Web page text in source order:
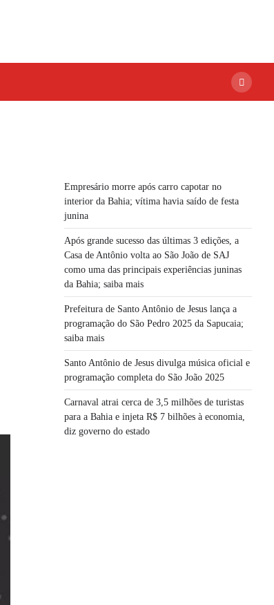
Empresário morre após carro capotar no
interior da Bahia; vítima havia saído de festa
junina
Após grande sucesso das últimas 3 edições, a
Casa de Antônio volta ao São João de SAJ
como uma das principais experiências juninas
da Bahia; saiba mais
Prefeitura de Santo Antônio de Jesus lança a
programação do São Pedro 2025 da Sapucaia;
saiba mais
Santo Antônio de Jesus divulga música oficial e
programação completa do São João 2025
Carnaval atrai cerca de 3,5 milhões de turistas
para a Bahia e injeta R$ 7 bilhões à economia,
diz governo do estado